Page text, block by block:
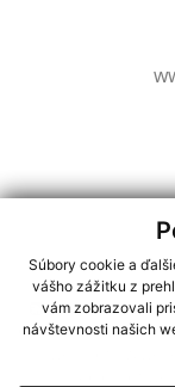
Súbory cookie a
vášho zážitku z
vám zobrazovali
návštevnosti našich
využite možnosť
CMS systém